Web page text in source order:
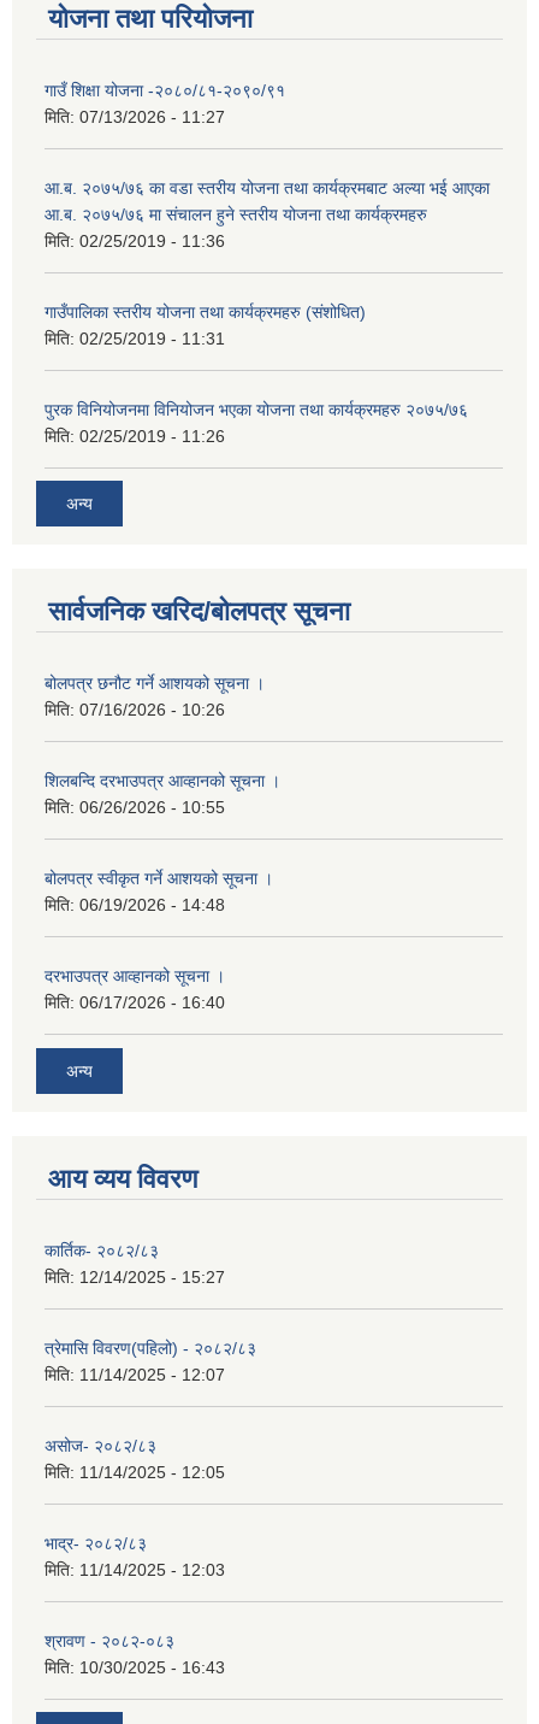
योजना तथा परियोजना
गाउँ शिक्षा योजना -२०८०/८१-२०९०/९१
मिति: 07/13/2026 - 11:27
आ.ब. २०७५/७६ का वडा स्तरीय योजना तथा कार्यक्रमबाट अल्या भई आएका
आ.ब. २०७५/७६ मा स‌ंचालन हुने स्तरीय योजना तथा कार्यक्रमहरु
मिति: 02/25/2019 - 11:36
गाउँपालिका स्तरीय योजना तथा कार्यक्रमहरु (स‌ंशोधित)
मिति: 02/25/2019 - 11:31
पुरक विनियोजनमा विनियोजन भएका योजना तथा कार्यक्रमहरु २०७५/७६
मिति: 02/25/2019 - 11:26
अन्य
सार्वजनिक खरिद/बोलपत्र सूचना
बोलपत्र छनौट गर्ने आशयको सूचना ।
मिति: 07/16/2026 - 10:26
शिलबन्दि दरभाउपत्र आव्हानको सूचना ।
मिति: 06/26/2026 - 10:55
बोलपत्र स्वीकृत गर्ने आशयको सूचना ।
मिति: 06/19/2026 - 14:48
दरभाउपत्र आव्हानको सूचना ।
मिति: 06/17/2026 - 16:40
अन्य
आय व्यय विवरण
कार्तिक- २०८२/८३
मिति: 12/14/2025 - 15:27
त्रेमासि विवरण(पहिलो) - २०८२/८३
मिति: 11/14/2025 - 12:07
असोज- २०८२/८३
मिति: 11/14/2025 - 12:05
भाद्र- २०८२/८३
मिति: 11/14/2025 - 12:03
श्रावण - २०८२-०८३
मिति: 10/30/2025 - 16:43